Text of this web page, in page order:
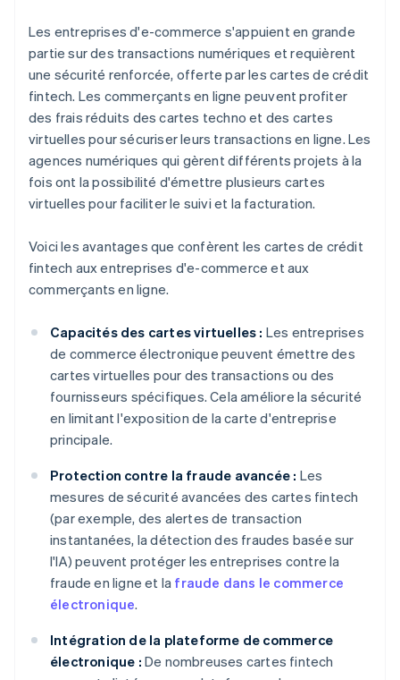
Les entreprises d'e-commerce s'appuient en grande
partie sur des transactions numériques et requièrent
une sécurité renforcée, offerte par les cartes de crédit
fintech. Les commerçants en ligne peuvent profiter
des frais réduits des cartes techno et des cartes
virtuelles pour sécuriser leurs transactions en ligne. Les
agences numériques qui gèrent différents projets à la
fois ont la possibilité d'émettre plusieurs cartes
virtuelles pour faciliter le suivi et la facturation.
Voici les avantages que confèrent les cartes de crédit
fintech aux entreprises d'e-commerce et aux
commerçants en ligne.
Capacités des cartes virtuelles : Les entreprises
de commerce électronique peuvent émettre des
cartes virtuelles pour des transactions ou des
fournisseurs spécifiques. Cela améliore la sécurité
en limitant l'exposition de la carte d'entreprise
principale.
Protection contre la fraude avancée : Les
mesures de sécurité avancées des cartes fintech
(par exemple, des alertes de transaction
instantanées, la détection des fraudes basée sur
l'IA) peuvent protéger les entreprises contre la
fraude en ligne et la fraude dans le commerce
électronique.
Intégration de la plateforme de commerce
électronique : De nombreuses cartes fintech